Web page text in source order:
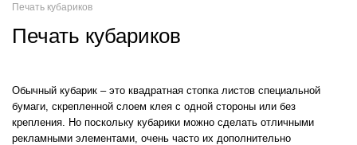
Печать кубариков
Печать кубариков
Обычный кубарик – это квадратная стопка листов специальной
бумаги, скрепленной слоем клея с одной стороны или без
крепления. Но поскольку кубарики можно сделать отличными
рекламными элементами, очень часто их дополнительно